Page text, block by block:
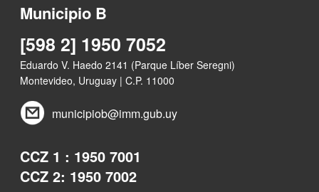
Municipio B
[598 2] 1950 7052
Eduardo V. Haedo 2141 (Parque Líber Seregni)
Montevideo, Uruguay | C.P. 11000
municipiob@imm.gub.uy
CCZ 1 : 1950 7001
CCZ 2: 1950 7002